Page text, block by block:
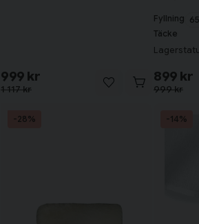
1 117 kr
999 kr
Fyllning
Täcke
999 kr
899 kr
-28% -14%